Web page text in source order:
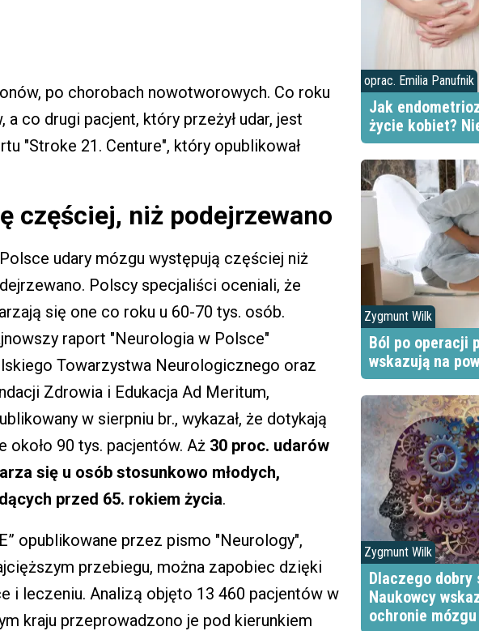
po chorobach nowotworowych. Co roku
co drugi pacjent, który przeżył udar, jest
"Stroke 21. Centure", który opublikował
częściej, niż podejrzewano
udary mózgu występują częściej niż
Polscy specjaliści oceniali, że
się one co roku u 60-70 tys. osób.
raport "Neurologia w Polsce"
Towarzystwa Neurologicznego oraz
Zdrowia i Edukacja Ad Meritum,
w sierpniu br., wykazał, że dotykają
około 90 tys. pacjentów. Aż 30 proc. udarów
się u osób stosunkowo młodych,
przed 65. rokiem życia.
opublikowane przez pismo "Neurology",
przebiegu, można zapobiec dzięki
i leczeniu. Analizą objęto 13 460 pacjentów w
kraju przeprowadzono je pod kierunkiem
oprac. Emilia Panufnik
Jak
życie kobiet?
Zygmunt Wilk
Ból po operacji
wskazują na
Zygmunt Wilk
Dlaczego dobry
Naukowcy
ochronie mózgu